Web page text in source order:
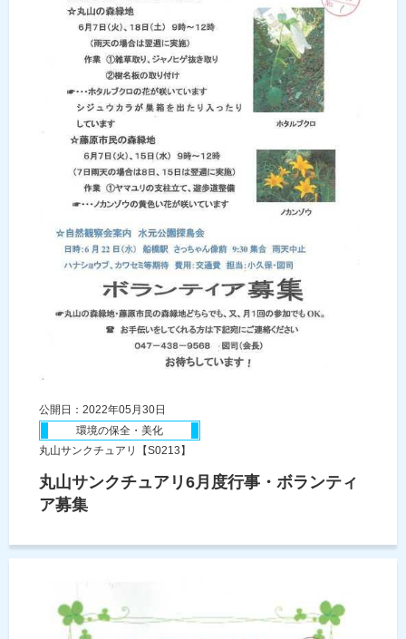
公開日：2022年05月30日
環境の保全・美化
丸山サンクチュアリ【S0213】
丸山サンクチュアリ6月度行事・ボランティ
ア募集